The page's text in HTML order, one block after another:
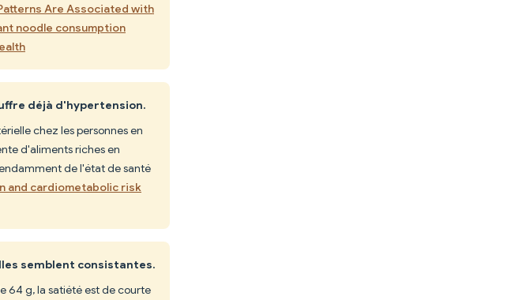
Are Associated with
noodle consumption
déjà d'hypertension.
chez les personnes en
d'aliments riches en
de l'état de santé
and cardiometabolic risk
semblent consistantes.
64 g, la satiété est de courte